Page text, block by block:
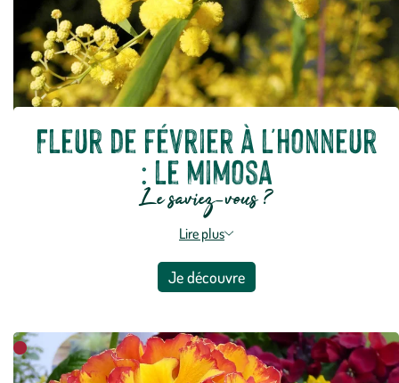
Fleur de février à l'honneur
: le mimosa
Le saviez-vous ?
Lire plus
Je découvre